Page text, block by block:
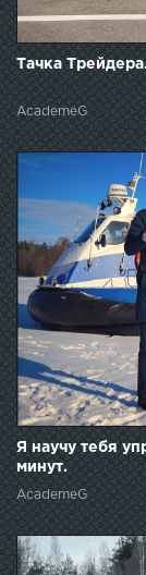
Тачка
AcademeG
Я научу тебя
минут.
AcademeG